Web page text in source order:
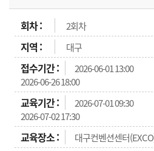
2회차
대구
2026-06-01 13:00
2026-06-26 18:00
2026-07-01 09:30
2026-07-02 17:30
대구컨벤션센터